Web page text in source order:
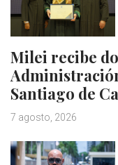
Milei recibe
Santiago de
7 agosto, 2026